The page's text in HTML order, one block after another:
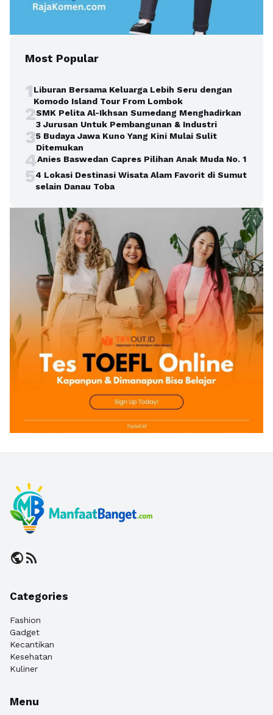
Most Popular
1Liburan Bersama Keluarga Lebih Seru dengan
Komodo Island Tour From Lombok
2SMK Pelita Al-Ikhsan Sumedang Menghadirkan
3 Jurusan Untuk Pembangunan & Industri
35 Budaya Jawa Kuno Yang Kini Mulai Sulit
Ditemukan
4Anies Baswedan Capres Pilihan Anak Muda No. 1
54 Lokasi Destinasi Wisata Alam Favorit di Sumut
selain Danau Toba
publicrss_feed
Categories
Fashion
Gadget
Kecantikan
Kesehatan
Kuliner
Menu